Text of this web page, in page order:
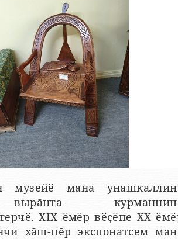
музейӗ мана
XIX ӗмӗр вӗҫӗпе XX
хӑш-пӗр экспонатсем